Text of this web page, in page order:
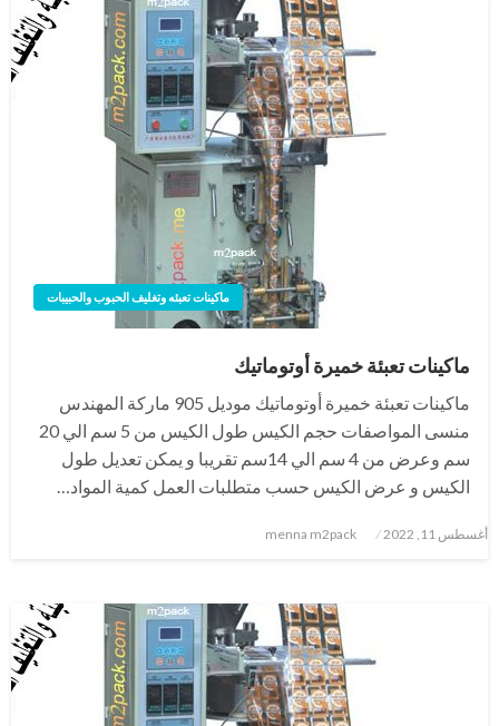
ماكينات تعبئه وتغليف الحبوب والحبيبات
ماكينات تعبئة خميرة أوتوماتيك
ماكينات تعبئة خميرة أوتوماتيك موديل 905 ماركة المهندس
منسى المواصفات حجم الكيس طول الكيس من 5 سم الي 20
سم وعرض من 4 سم الي 14سم تقريبا و يمكن تعديل طول
الكيس و عرض الكيس حسب متطلبات العمل كمية المواد…
نُشر
أغسطس 11, 2022 menna m2pack